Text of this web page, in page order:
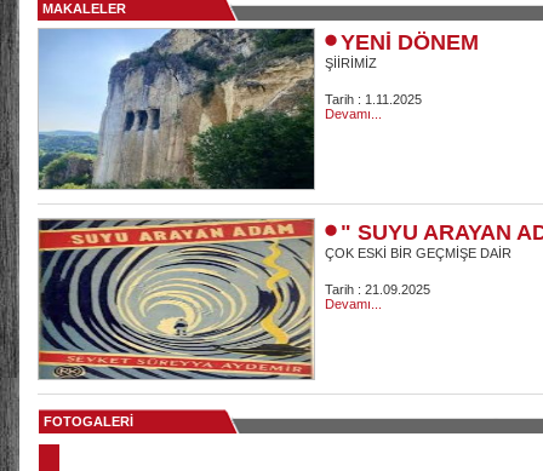
MAKALELER
YENİ DÖNEM
ŞİİRİMİZ
Tarih : 1.11.2025
Devamı...
" SUYU ARAYAN
ÇOK ESKİ BİR GEÇMİŞE DAİR
Tarih : 21.09.2025
Devamı...
FOTOGALERİ